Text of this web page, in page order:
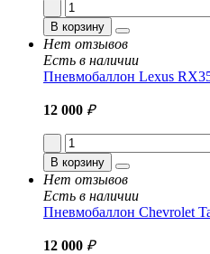
В корзину
Нет отзывов
Есть в наличии
Пневмобаллон Lexus
12 000 ₽
В корзину
Нет отзывов
Есть в наличии
Пневмобаллон Chevrolet
12 000 ₽